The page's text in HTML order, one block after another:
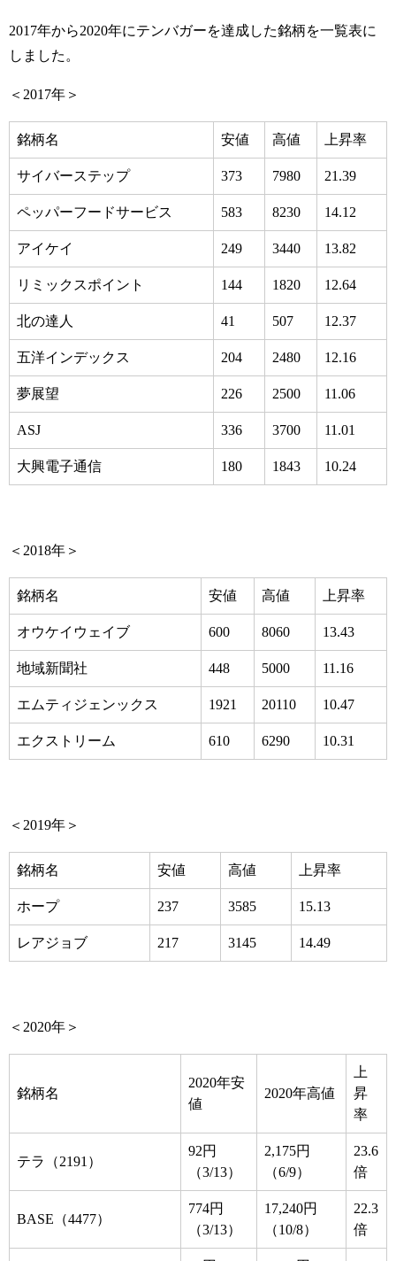
2017年から2020年にテンバガーを達成した銘柄を一覧表に
しました。
＜2017年＞
銘柄名 安値 高値 上昇率
サイバーステップ 373 7980 21.39
ペッパーフードサービス 583 8230 14.12
アイケイ 249 3440 13.82
リミックスポイント 144 1820 12.64
北の達人 41 507 12.37
五洋インデックス 204 2480 12.16
夢展望 226 2500 11.06
ASJ 336 3700 11.01
大興電子通信 180 1843 10.24
＜2018年＞
銘柄名 安値 高値 上昇率
オウケイウェイブ 600 8060 13.43
地域新聞社 448 5000 11.16
エムティジェンックス 1921 20110 10.47
エクストリーム 610 6290 10.31
＜2019年＞
銘柄名 安値 高値 上昇率
ホープ 237 3585 15.13
レアジョブ 217 3145 14.49
＜2020年＞
銘柄名
2020年安
値
2020年高値
上
昇
率
テラ（2191）
92円
（3/13）
2,175円
（6/9）
23.6
倍
BASE（4477）
774円
（3/13）
17,240円
（10/8）
22.3
倍